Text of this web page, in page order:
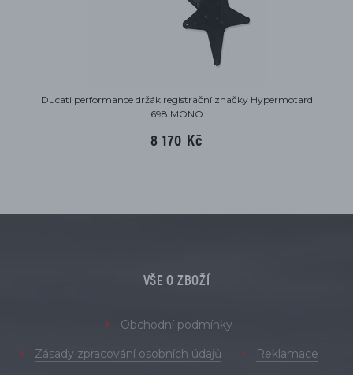
Ducati performance držák registrační značky Hypermotard
698 MONO
8 170 Kč
VŠE O ZBOŽÍ
Obchodní podmínky
Zásady zpracování osobních údajů Reklamace